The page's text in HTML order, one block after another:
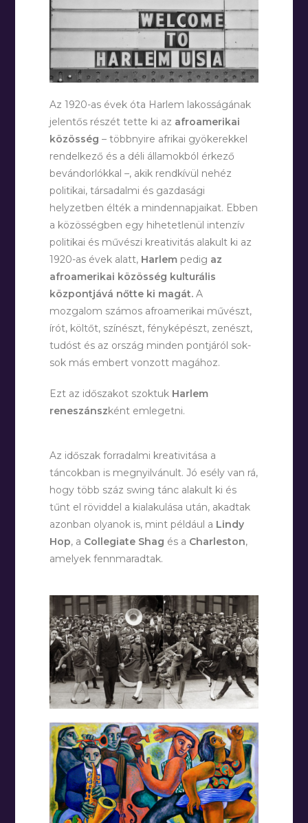
Az 1920-as évek óta Harlem lakosságának
jelentős részét tette ki az afroamerikai
közösség – többnyire afrikai gyökerekkel
rendelkező és a déli államokból érkező
bevándorlókkal –, akik rendkívül nehéz
politikai, társadalmi és gazdasági
helyzetben élték a mindennapjaikat. Ebben
a közösségben egy hihetetlenül intenzív
politikai és művészi kreativitás alakult ki az
1920-as évek alatt, Harlem pedig az
afroamerikai közösség kulturális
központjává nőtte ki magát. A
mozgalom számos afroamerikai művészt,
írót, költőt, színészt, fényképészt, zenészt,
tudóst és az ország minden pontjáról sok-
sok más embert vonzott magához.
Ezt az időszakot szoktuk Harlem
reneszánszként emlegetni.
Az időszak forradalmi kreativitása a
táncokban is megnyilvánult. Jó esély van rá,
hogy több száz swing tánc alakult ki és
tűnt el röviddel a kialakulása után, akadtak
azonban olyanok is, mint például a Lindy
Hop, a Collegiate Shag és a Charleston,
amelyek fennmaradtak.